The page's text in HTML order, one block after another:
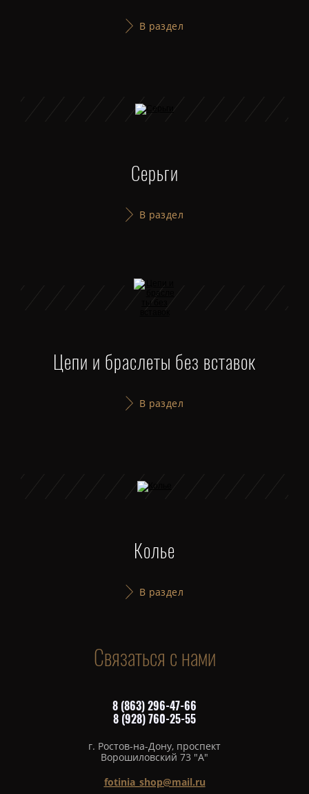
В раздел
Серьги
В раздел
Цепи и браслеты без вставок
В раздел
Колье
В раздел
Связаться с нами
8 (863) 296-47-66
8 (928) 760-25-55
г. Ростов-на-Дону, проспект
Ворошиловский 73 "А"
fotinia_shop@mail.ru